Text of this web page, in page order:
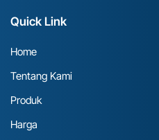
Quick Link
Home
Tentang Kami
Produk
Harga